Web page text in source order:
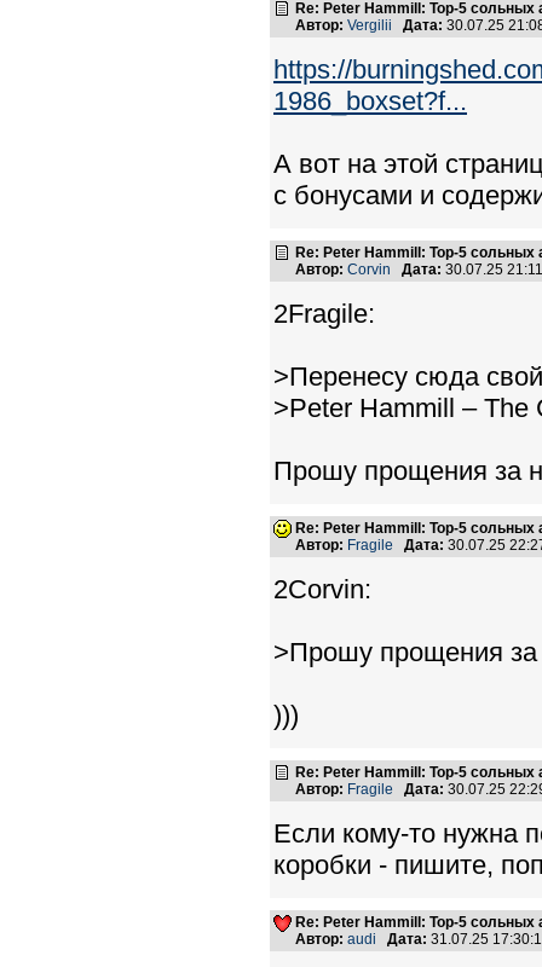
Re: Peter Hammill: Top-5 сольных
Автор: Vergilii Дата: 30.07.25
https://
1986_boxset?f...
А вот на этой
с бонусами и
Re: Peter Hammill: Top-5 сольных
Автор: Corvin Дата: 30.07.25
2Fragile:
>Перенесу сюда
>Peter Hammill – The
Прошу прощения за
Re: Peter Hammill: Top-5 сольных
Автор: Fragile Дата: 30.07.25
2Corvin:
>Прошу прощения за
)))
Re: Peter Hammill: Top-5 сольных
Автор: Fragile Дата: 30.07.25
Если кому-то нужна
коробки - пишите,
Re: Peter Hammill: Top-5 сольных
Автор: audi Дата: 31.07.25